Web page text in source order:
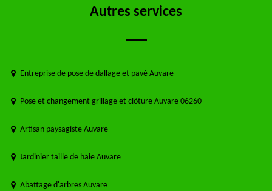
Autres services
Entreprise de pose de dallage et pavé Auvare
Pose et changement grillage et clôture Auvare 06260
Artisan paysagiste Auvare
Jardinier taille de haie Auvare
Abattage d'arbres Auvare